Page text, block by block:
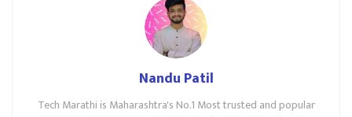
Nandu Patil
Tech Marathi is Maharashtra's No.1 Most trusted and popular